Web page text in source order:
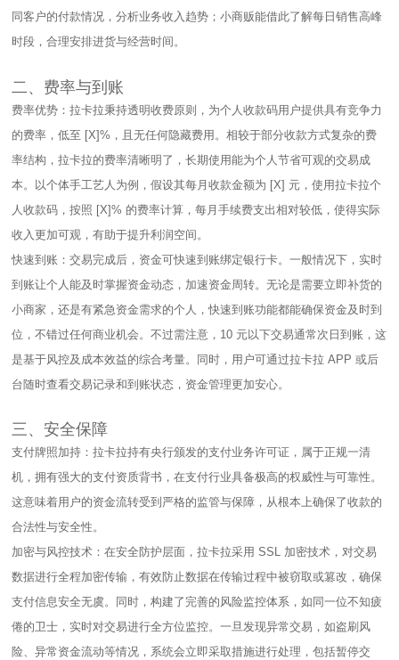
同客户的付款情况，分析业务收入趋势；小商贩能借此了解每日销售高峰
时段，合理安排进货与经营时间。​
二、费率与到账​
费率优势：拉卡拉秉持透明收费原则，为个人收款码用户提供具有竞争力
的费率，低至 [X]%，且无任何隐藏费用。相较于部分收款方式复杂的费
率结构，拉卡拉的费率清晰明了，长期使用能为个人节省可观的交易成
本。以个体手工艺人为例，假设其每月收款金额为 [X] 元，使用拉卡拉个
人收款码，按照 [X]% 的费率计算，每月手续费支出相对较低，使得实际
收入更加可观，有助于提升利润空间。​
快速到账：交易完成后，资金可快速到账绑定银行卡。一般情况下，实时
到账让个人能及时掌握资金动态，加速资金周转。无论是需要立即补货的
小商家，还是有紧急资金需求的个人，快速到账功能都能确保资金及时到
位，不错过任何商业机会。不过需注意，10 元以下交易通常次日到账，这
是基于风控及成本效益的综合考量。同时，用户可通过拉卡拉 APP 或后
台随时查看交易记录和到账状态，资金管理更加安心。​
三、安全保障​
支付牌照加持：拉卡拉持有央行颁发的支付业务许可证，属于正规一清
机，拥有强大的支付资质背书，在支付行业具备极高的权威性与可靠性。
这意味着用户的资金流转受到严格的监管与保障，从根本上确保了收款的
合法性与安全性。​
加密与风控技术：在安全防护层面，拉卡拉采用 SSL 加密技术，对交易
数据进行全程加密传输，有效防止数据在传输过程中被窃取或篡改，确保
支付信息安全无虞。同时，构建了完善的风险监控体系，如同一位不知疲
倦的卫士，实时对交易进行全方位监控。一旦发现异常交易，如盗刷风
险、异常资金流动等情况，系统会立即采取措施进行处理，包括暂停交